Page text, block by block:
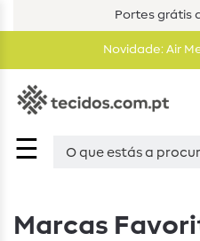
Portes grátis
Novidade: Air
☰
Marcas